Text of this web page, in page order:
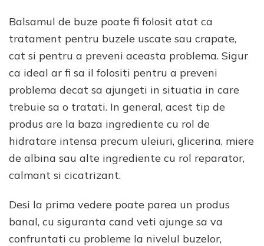
Balsamul de buze poate fi folosit atat ca
tratament pentru buzele uscate sau crapate,
cat si pentru a preveni aceasta problema. Sigur
ca ideal ar fi sa il folositi pentru a preveni
problema decat sa ajungeti in situatia in care
trebuie sa o tratati. In general, acest tip de
produs are la baza ingrediente cu rol de
hidratare intensa precum uleiuri, glicerina, miere
de albina sau alte ingrediente cu rol reparator,
calmant si cicatrizant.
Desi la prima vedere poate parea un produs
banal, cu siguranta cand veti ajunge sa va
confruntati cu probleme la nivelul buzelor,